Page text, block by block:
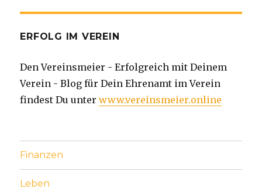
ERFOLG IM VEREIN
Den Vereinsmeier - Erfolgreich mit Deinem
Verein - Blog für Dein Ehrenamt im Verein
findest Du unterwww.vereinsmeier.online
Finanzen
Leben